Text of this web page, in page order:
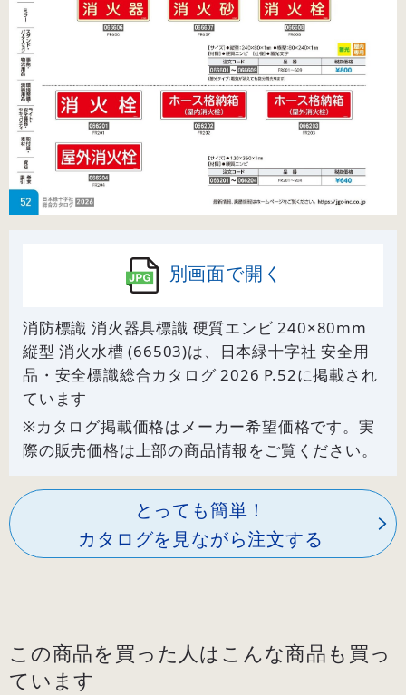
別画面で開く
消防標識 消火器具標識 硬質エンビ 240×80mm
縦型 消火水槽 (66503)は、日本緑十字社 安全用
品・安全標識総合カタログ 2026 P.52に掲載され
ています
※カタログ掲載価格はメーカー希望価格です。実
際の販売価格は上部の商品情報をご覧ください。
とっても簡単！
カタログを見ながら注文する
この商品を買った人はこんな商品も買っ
ています